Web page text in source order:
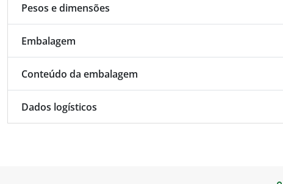
Pesos e dimensões
Embalagem
Conteúdo da embalagem
Dados logísticos